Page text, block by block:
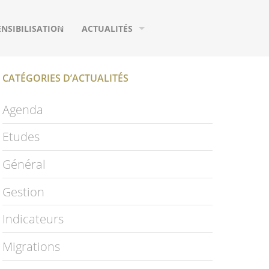
ACTUALITÉS
MIGRATIONS
CATÉGORIES D’ACTUALITÉS
Agenda
Etudes
Général
Gestion
Indicateurs
Migrations